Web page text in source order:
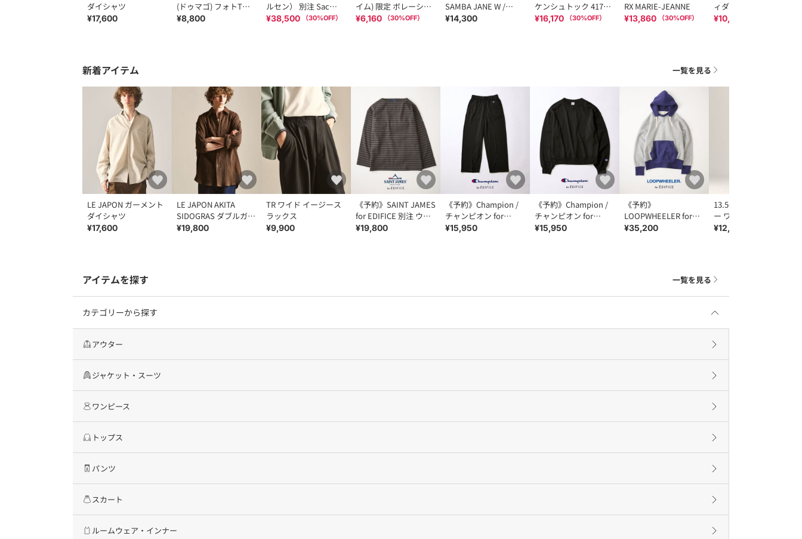
ダイシャツ
¥17,600
(ドゥマゴ) フォトTシ
ャツ
¥8,800
ルセン） 別注 Sac
Marine
¥38,500 （30%OFF）
イム) 限定 ボレーショ
ーツ
¥6,160 （30%OFF）
SAMBA JANE W /
LA0968
¥14,300
ケンシュトック 417別
注 Narrow Florida FR
¥16,170 （30%OFF）
RX MARIE-JEANNE
¥13,860 （30%OFF）
ィダス オリジナルス)
for EDIFICE/IENA 別注
¥10,010
新着アイテム 一覧を見る
LE JAPON ガーメント
ダイシャツ
¥17,600
LE JAPON AKITA
SIDOGRAS ダブルガー
ゼシャツ
¥19,800
TR ワイド イージース
ラックス
¥9,900
《予約》SAINT JAMES
for EDIFICE 別注 ウエ
ッソン ルーズ ボーダ
¥19,800
《予約》Champion /
チャンピオン for
EDIFICE「L.W.D.」
¥15,950
《予約》Champion /
チャンピオン for
EDIFICE「L.W.D.」
¥15,950
《予約》
LOOPWHEELER for
LOWERCASE 別注
¥35,200
13.5OZ フェードグレ
ー ワイドデニム
¥12,650
アイテムを探す 一覧を見る
カテゴリーから探す
アウター
ジャケット・スーツ
ワンピース
トップス
パンツ
スカート
ルームウェア・インナー